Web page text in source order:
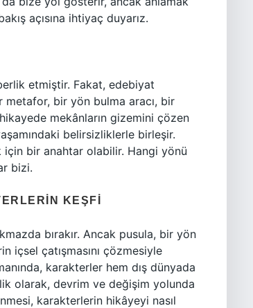
açısına ihtiyaç duyarız.
etmiştir. Fakat, edebiyat
metafor, bir yön bulma aracı, bir
mekânların gizemini çözen
belirsizliklerle birleşir.
için bir anahtar olabilir. Hangi yönü
bizi.
KEŞFI
bırakır. Ancak pusula, bir yön
içsel çatışmasını çözmesiyle
karakterler hem dış dünyada
olarak, devrim ve değişim yolunda
karakterlerin hikâyeyi nasıl